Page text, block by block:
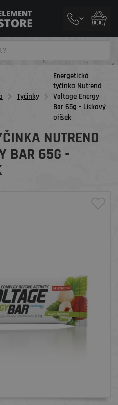
Tyčinky
Energetická
tyčinka Nutrend
Voltage Energy
Bar 65g - Lískový
oříšek
NUTREND
BAR 65G -